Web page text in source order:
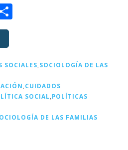
p
rt
SOCIALES,SOCIOLOGÍA DE LAS
,CUIDADOS
SOCIAL,POLÍTICAS
DE LAS FAMILIAS